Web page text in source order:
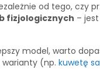
od tego, czy
fizjologicznych –
model, warto
warianty (np. kuwetę